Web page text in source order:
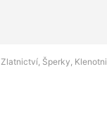
Zlatnictví, Šperky,